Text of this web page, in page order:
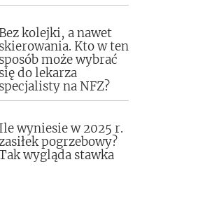
kolejki, a nawet
skierowania. Kto w ten
sposób może wybrać
się do lekarza
specjalisty na NFZ?
Ile wyniesie w 2025 r.
pogrzebowy?
wygląda stawka